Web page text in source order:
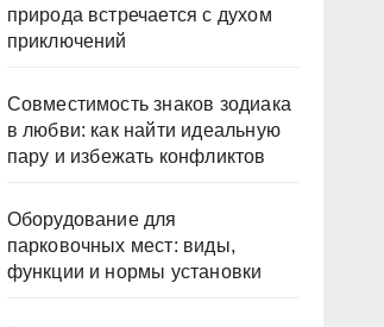
природа встречается с духом
приключений
Совместимость знаков зодиака
в любви: как найти идеальную
пару и избежать конфликтов
Оборудование для
парковочных мест: виды,
функции и нормы установки